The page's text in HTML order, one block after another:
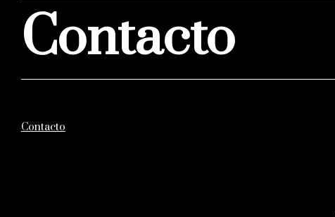
Contacto
Contacto